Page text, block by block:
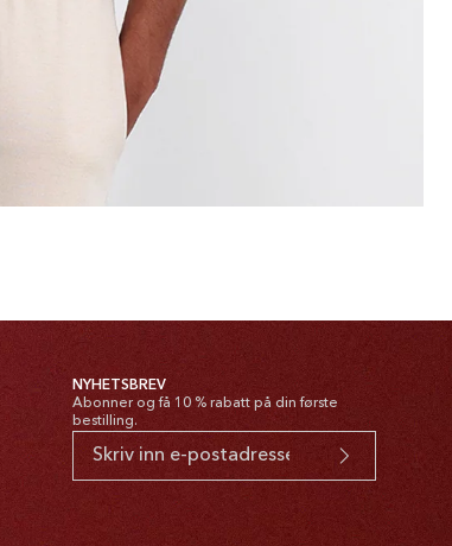
NYHETSBREV
Abonner og få 10 % rabatt på din første
bestilling.